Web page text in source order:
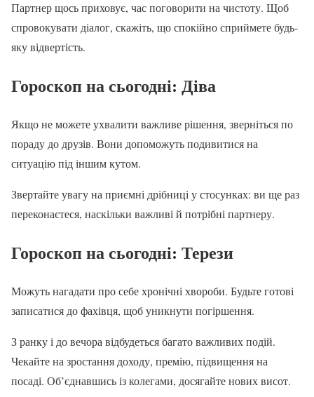
Партнер щось приховує, час поговорити на чистоту. Щоб
спровокувати діалог, скажіть, що спокійно сприймете будь-
яку відвертість.
Гороскоп на сьогодні: Діва
Якщо не можете ухвалити важливе рішення, зверніться по
пораду до друзів. Вони допоможуть подивитися на
ситуацію під іншим кутом.
Звертайте увагу на приємні дрібниці у стосунках: ви ще раз
переконаєтеся, наскільки важливі й потрібні партнеру.
Гороскоп на сьогодні: Терези
Можуть нагадати про себе хронічні хвороби. Будьте готові
записатися до фахівця, щоб уникнути погіршення.
З ранку і до вечора відбудеться багато важливих подій.
Чекайте на зростання доходу, премію, підвищення на
посаді. Об’єднавшись із колегами, досягайте нових висот.